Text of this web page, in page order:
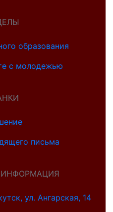
образования
с молодежью
письма
ИНФОРМАЦИЯ
ул. Ангарская, 14